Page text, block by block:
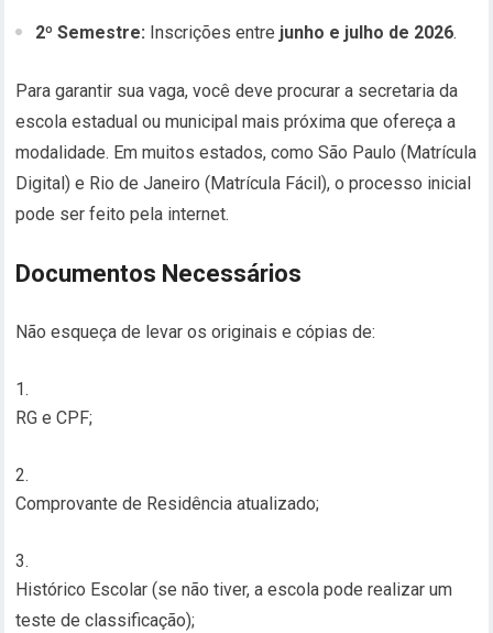
2º Semestre: Inscrições entre junho e julho de 2026.
Para garantir sua vaga, você deve procurar a secretaria da
escola estadual ou municipal mais próxima que ofereça a
modalidade. Em muitos estados, como São Paulo (Matrícula
Digital) e Rio de Janeiro (Matrícula Fácil), o processo inicial
pode ser feito pela internet.
Documentos Necessários
Não esqueça de levar os originais e cópias de:
RG e CPF;
Comprovante de Residência atualizado;
Histórico Escolar (se não tiver, a escola pode realizar um
teste de classificação);